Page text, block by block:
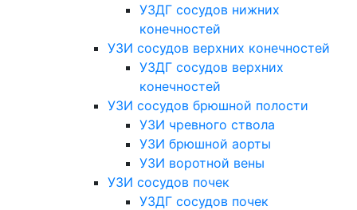
УЗДГ сосудов нижних
конечностей
УЗИ сосудов верхних конечностей
УЗДГ сосудов верхних
конечностей
УЗИ сосудов брюшной полости
УЗИ чревного ствола
УЗИ брюшной аорты
УЗИ воротной вены
УЗИ сосудов почек
УЗДГ сосудов почек